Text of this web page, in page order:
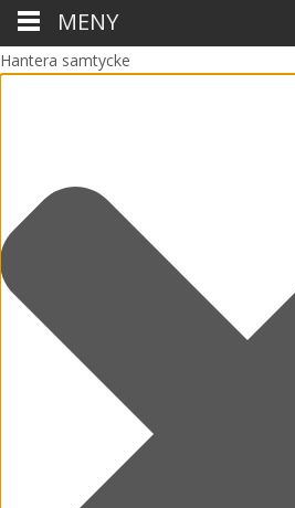
Hantera samtycke
MENY